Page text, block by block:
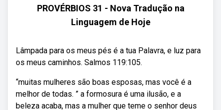
PROVÉRBIOS 31 - Nova Tradução na
Linguagem de Hoje
Lâmpada para os meus pés é a tua Palavra, e luz para
os meus caminhos. Salmos 119:105.
“muitas mulheres são boas esposas, mas você é a
melhor de todas. ” a formosura é uma ilusão, e a
beleza acaba, mas a mulher que teme o senhor deus